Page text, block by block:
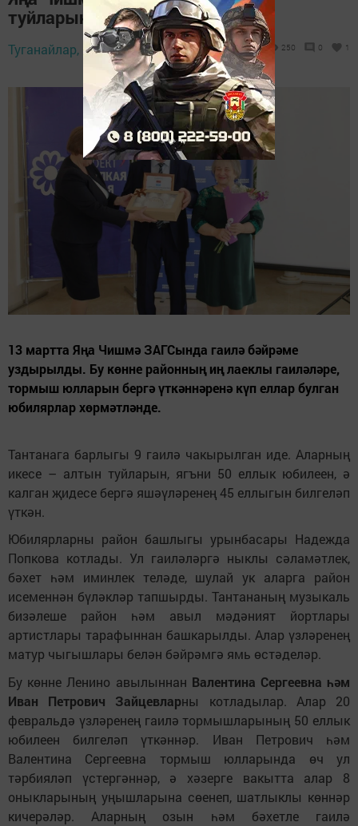
туйларын билгеләп үттеләр
Туганайлар, 16 март 2026 - 12:21 250 0 1
13 мартта Яңа Чишмә ЗАГСында гаилә бәйрәме
уздырылды. Бу көнне районның иң лаеклы гаиләләре,
тормыш юлларын бергә үткәннәренә күп еллар булган
юбилярлар хөрмәтләнде.
Тантанага барлыгы 9 гаилә чакырылган иде. Аларның
икесе – алтын туйларын, ягъни 50 еллык юбилеен, ә
калган җидесе бергә яшәүләренең 45 еллыгын билгеләп
үткән.
Юбилярларны район башлыгы урынбасары Надежда
Попкова котлады. Ул гаиләләргә ныклы сәламәтлек,
бәхет һәм иминлек теләде, шулай ук аларга район
исеменнән бүләкләр тапшырды. Тантананың музыкаль
бизәлеше район һәм авыл мәдәният йортлары
артистлары тарафыннан башкарылды. Алар үзләренең
матур чыгышлары белән бәйрәмгә ямь өстәделәр.
Бу көнне Ленино авылыннан Валентина Сергеевна һәм
Иван Петрович
Зайцевларны котладылар. Алар 20
февральдә үзләренең гаилә тормышларының 50 еллык
юбилеен билгеләп үткәннәр. Иван Петрович һәм
Валентина Сергеевна тормыш юлларында өч ул
тәрбияләп үстергәннәр, ә хәзерге вакытта алар 8
оныкларының уңышларына сөенеп, шатлыклы көннәр
кичерәләр. Аларның озын һәм бәхетле гаилә